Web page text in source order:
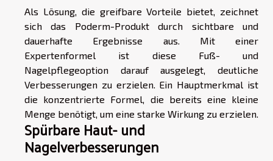
Als Lösung, die greifbare Vorteile bietet, zeichnet
sich das Poderm-Produkt durch sichtbare und
dauerhafte Ergebnisse aus. Mit einer
Expertenformel ist diese Fuß- und
Nagelpflegeoption darauf ausgelegt, deutliche
Verbesserungen zu erzielen. Ein Hauptmerkmal ist
die konzentrierte Formel, die bereits eine kleine
Menge benötigt, um eine starke Wirkung zu erzielen.
Spürbare Haut- und
Nagelverbesserungen